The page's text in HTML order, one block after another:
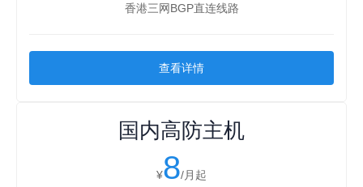
香港三网BGP直连线路
查看详情
国内高防主机
¥8/月起